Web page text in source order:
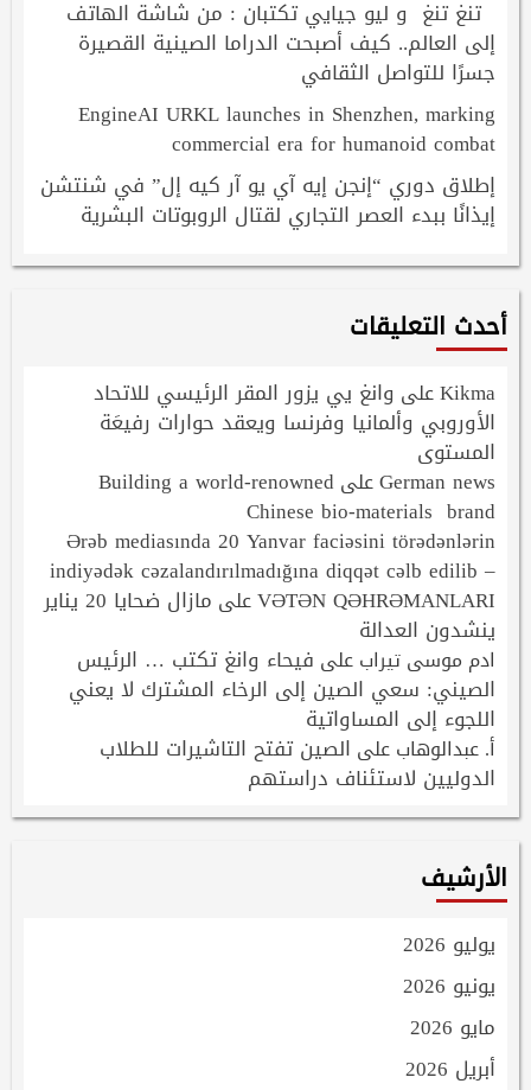
تنغ تنغ و ليو جيايي تكتبان : من شاشة الهاتف
إلى العالم.. كيف أصبحت الدراما الصينية القصيرة
جسرًا للتواصل الثقافي
EngineAI URKL launches in Shenzhen, marking
commercial era for humanoid combat
إطلاق دوري “إنجن إيه آي يو آر كيه إل” في شنتشن
إيذانًا ببدء العصر التجاري لقتال الروبوتات البشرية
أحدث التعليقات
Kikmaعلى وانغ يي يزور المقر الرئيسي للاتحاد
الأوروبي وألمانيا وفرنسا ويعقد حوارات رفيعَة
المستوى
German newsعلى Building a world-renowned
Chinese bio-materials brand
Ərəb mediasında 20 Yanvar faciəsini törədənlərin
indiyədək cəzalandırılmadığına diqqət cəlb edilib –
VƏTƏN QƏHRƏMANLARIعلى مازال ضحايا 20 يناير
ينشدون العدالة
ادم موسى تيرابعلى فيحاء وانغ تكتب … الرئيس
الصيني: سعي الصين إلى الرخاء المشترك لا يعني
اللجوء إلى المساواتية
أ. عبدالوهابعلى الصين تفتح التاشيرات للطلاب
الدوليين لاستئناف دراستهم
الأرشيف
يوليو 2026
يونيو 2026
مايو 2026
أبريل 2026